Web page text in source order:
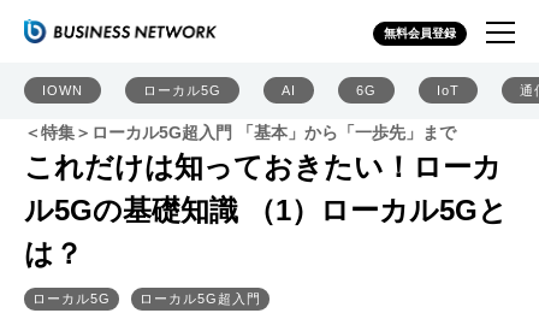
無料会員登録
IOWN ローカル5G AI 6G IoT 通
＜特集＞ローカル5G超入門 「基本」から「一歩先」まで
これだけは知っておきたい！ローカ
ル5Gの基礎知識 （1）ローカル5Gと
は？
ローカル5G ローカル5G超入門